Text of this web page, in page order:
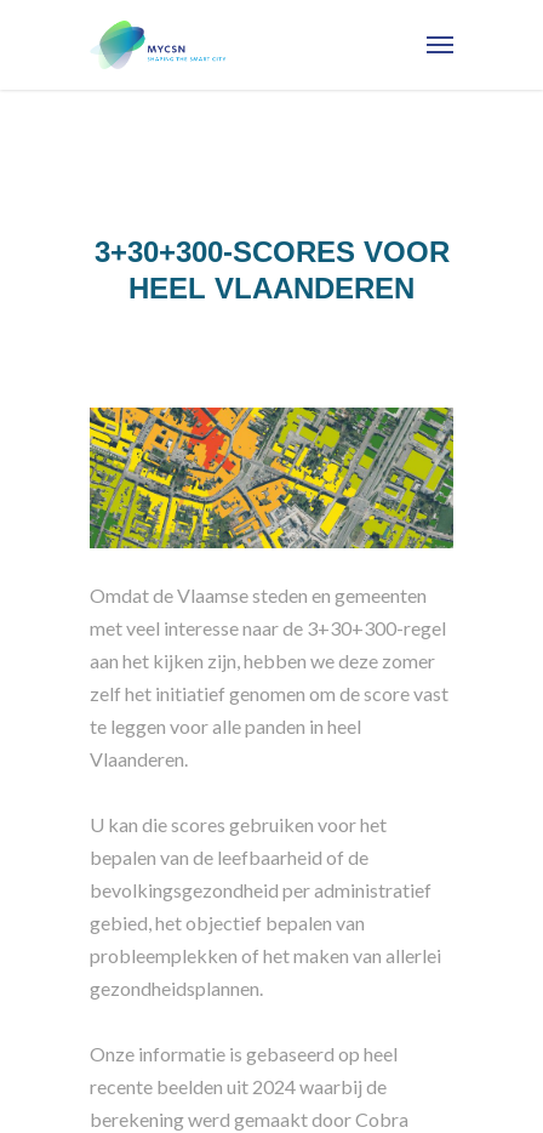
3+30+300-SCORES VOOR
HEEL VLAANDEREN
Omdat de Vlaamse steden en gemeenten
met veel interesse naar de 3+30+300-regel
aan het kijken zijn, hebben we deze zomer
zelf het initiatief genomen om de score vast
te leggen voor alle panden in heel
Vlaanderen.
U kan die scores gebruiken voor het
bepalen van de leefbaarheid of de
bevolkingsgezondheid per administratief
gebied, het objectief bepalen van
probleemplekken of het maken van allerlei
gezondheidsplannen.
Onze informatie is gebaseerd op heel
recente beelden uit 2024 waarbij de
berekening werd gemaakt door Cobra